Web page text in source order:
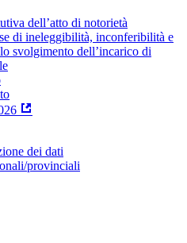
dell’atto di notorietà
di ineleggibilità, inconferibilità e
svolgimento dell’incarico di
dei dati
provinciali